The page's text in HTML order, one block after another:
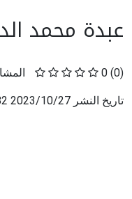
عبدة محمد
(0)
0
تاريخ النشر 2023/10/27 20:49:25.905082 GMT+11